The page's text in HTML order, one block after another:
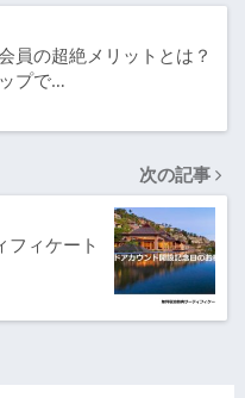
員の超絶メリットとは？
プで…
次の記事
フィケート